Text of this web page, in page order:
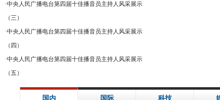
·中央人民广播电台第四届十佳播音员主持人风采展示
（三）
·中央人民广播电台第四届十佳播音员主持人风采展示
（四）
·中央人民广播电台第四届十佳播音员主持人风采展示
（五）